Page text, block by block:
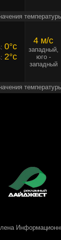
0°c
2°c
4 м/c
западный,
юго -
западный